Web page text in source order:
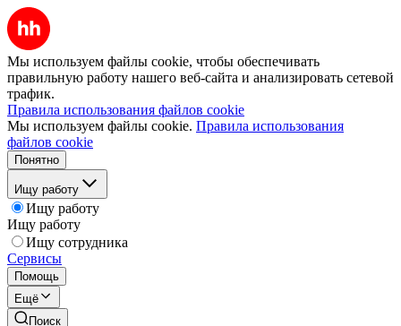
Мы используем файлы cookie, чтобы обеспечивать
правильную работу нашего веб-сайта и анализировать сетевой
трафик.
Правила использования файлов cookie
Мы используем файлы cookie. Правила использования
файлов cookie
Понятно
Ищу работу
Ищу работу
Ищу работу
Ищу сотрудника
Сервисы
Помощь
Ещё
Поиск